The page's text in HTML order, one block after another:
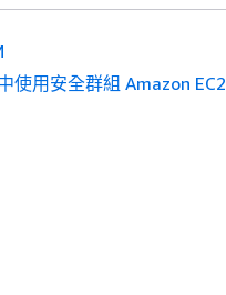
使用安全群組 Amazon EC2